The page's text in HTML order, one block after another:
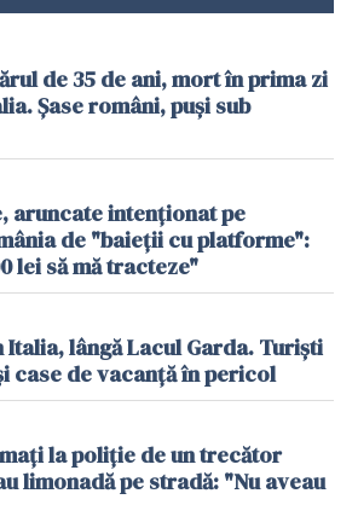
de 35 de ani, mort în prima zi
Șase români, puși sub
aruncate intenționat pe
de "baieții cu platforme":
lei să mă tracteze"
lângă Lacul Garda. Turiști
case de vacanță în pericol
la poliție de un trecător
limonadă pe stradă: "Nu aveau